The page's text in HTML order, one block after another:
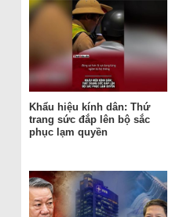
Khẩu hiệu kính dân: Thứ
trang sức đắp lên bộ sắc
phục lạm quyền